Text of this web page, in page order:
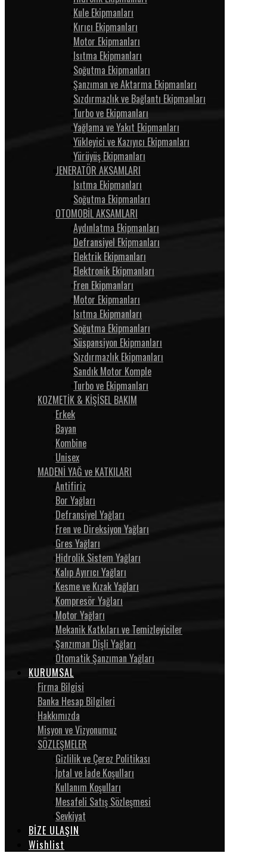
Kule Ekipmanları
Kırıcı Ekipmanları
Motor Ekipmanları
Isıtma Ekipmanları
Soğutma Ekipmanları
Şanzıman ve Aktarma Ekipmanları
Sızdırmazlık ve Bağlantı Ekipmanları
Turbo ve Ekipmanları
Yağlama ve Yakıt Ekipmanları
Yükleyici ve Kazıyıcı Ekipmanları
Yürüyüş Ekipmanları
JENERATÖR AKSAMLARI
Isıtma Ekipmanları
Soğutma Ekipmanları
OTOMOBİL AKSAMLARI
Aydınlatma Ekipmanları
Defransiyel Ekipmanları
Elektrik Ekipmanları
Elektronik Ekipmanları
Fren Ekipmanları
Motor Ekipmanları
Isıtma Ekipmanları
Soğutma Ekipmanları
Süspansiyon Ekipmanları
Sızdırmazlık Ekipmanları
Sandık Motor Komple
Turbo ve Ekipmanları
KOZMETİK & KİŞİSEL BAKIM
Erkek
Bayan
Kombine
Unisex
MADENİ YAĞ ve KATKILARI
Antifiriz
Bor Yağları
Defransiyel Yağları
Fren ve Direksiyon Yağları
Gres Yağları
Hidrolik Sistem Yağları
Kalıp Ayırıcı Yağları
Kesme ve Kızak Yağları
Kompresör Yağları
Motor Yağları
Mekanik Katkıları ve Temizleyiciler
Şanzıman Dişli Yağları
Otomatik Şanzıman Yağları
KURUMSAL
Firma Bilgisi
Banka Hesap Bilgileri
Hakkımızda
Misyon ve Vizyonumuz
SÖZLEŞMELER
Gizlilik ve Çerez Politikası
İptal ve İade Koşulları
Kullanım Koşulları
Mesafeli Satış Sözleşmesi
Sevkiyat
BİZE ULAŞIN
Wishlist